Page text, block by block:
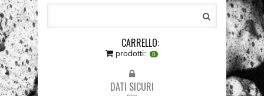
CARRELLO:
prodotti: 0
DATI SICURI